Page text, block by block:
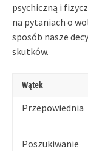
psychiczną i
na pytaniach o
sposób nasze
skutków.
Wątek
Przepowiednia
Poszukiwanie